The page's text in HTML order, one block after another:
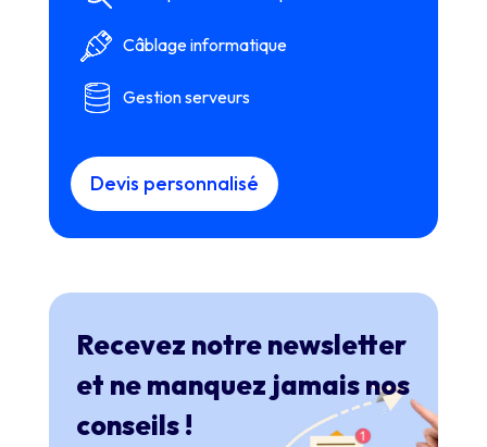
Câblage informatique
Gestion serveurs
Devis personnalisé
Recevez notre newsletter
et ne manquez jamais nos
conseils !